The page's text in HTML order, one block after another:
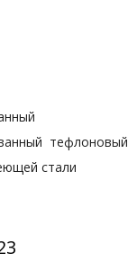
тефлоновый
стали